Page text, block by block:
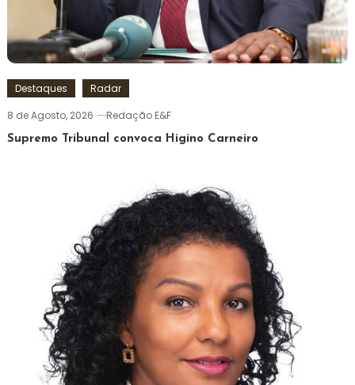
Destaques
Radar
8 de Agosto, 2026
Redação E&F
Supremo Tribunal convoca Higino Carneiro